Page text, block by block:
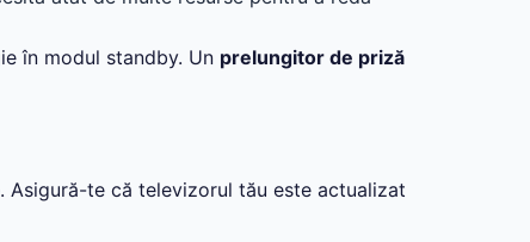
în modul standby. Un prelungitor de priză
te că televizorul tău este actualizat